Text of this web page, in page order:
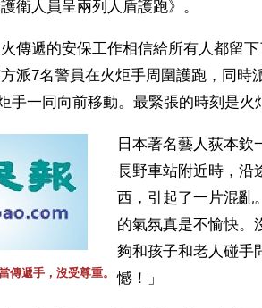
衛人員呈兩列人盾護跑》。
傳遞的安保工作相信給所有人都留
派7名警員在火炬手周圍護跑，同時
手一同向前移動。最緊張的時刻是火
傳遞手，沒受尊重。
日本著名藝人荻本欽
長野車站附近時，沿
西，引起了一片混亂
的氣氛真是不愉快。
夠和孩子和老人碰手
憾！」